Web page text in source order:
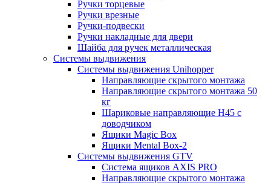
Ручки торцевые
Ручки врезные
Ручки-подвески
Ручки накладные для двери
Шайба для ручек металлическая
Системы выдвижения
Системы выдвижения Unihopper
Направляющие скрытого монтажа
Направляющие скрытого монтажа 50
кг
Шариковые направляющие H45 с
доводчиком
Ящики Magic Box
Ящики Mental Box-2
Системы выдвижения GTV
Система ящиков AXIS PRO
Направляющие скрытого монтажа